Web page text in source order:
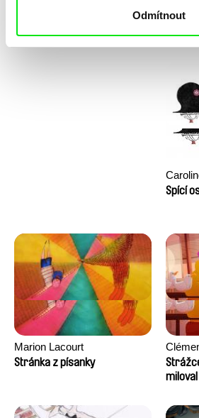
Odmítnout
Sestra
Spící
Marion Lacourt
Stránka z písanky